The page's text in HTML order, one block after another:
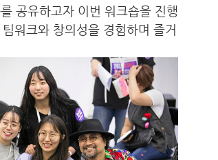
공유하고자 이번 워크숍을 진행
워크와 창의성을 경험하며 즐거